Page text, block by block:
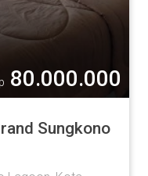
80.000.000
Sungkono